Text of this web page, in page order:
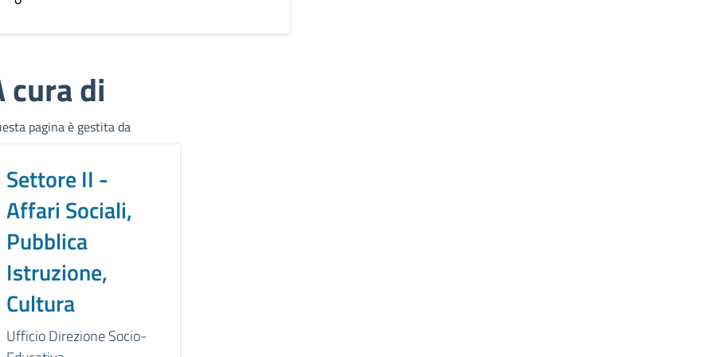
cura di
pagina è gestita da
Settore II -
Affari Sociali,
Pubblica
Istruzione,
Cultura
Ufficio Direzione Socio-